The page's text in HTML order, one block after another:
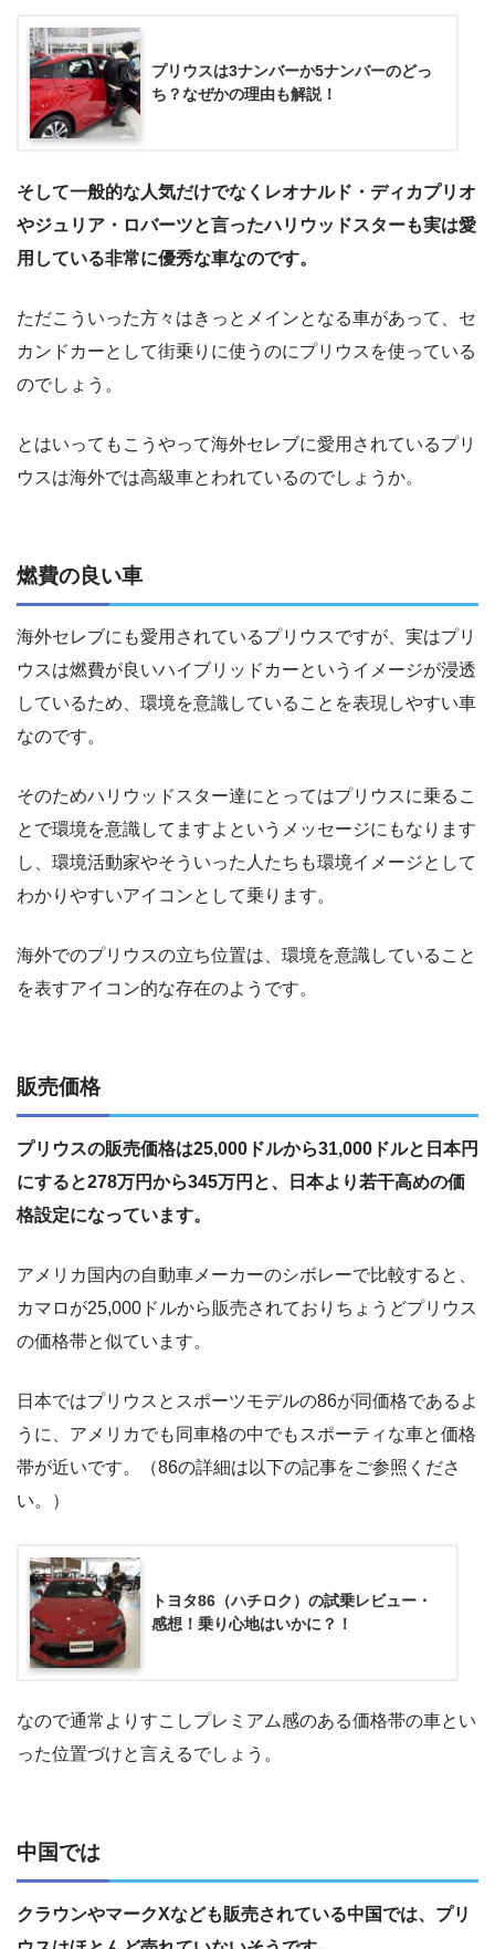
プリウスは3ナンバーか5ナンバーのどっ
ち？なぜかの理由も解説！
そして一般的な人気だけでなくレオナルド・ディカプリオ
やジュリア・ロバーツと言ったハリウッドスターも実は愛
用している非常に優秀な車なのです。
ただこういった方々はきっとメインとなる車があって、セ
カンドカーとして街乗りに使うのにプリウスを使っている
のでしょう。
とはいってもこうやって海外セレブに愛用されているプリ
ウスは海外では高級車とわれているのでしょうか。
燃費の良い車
海外セレブにも愛用されているプリウスですが、実はプリ
ウスは燃費が良いハイブリッドカーというイメージが浸透
しているため、環境を意識していることを表現しやすい車
なのです。
そのためハリウッドスター達にとってはプリウスに乗るこ
とで環境を意識してますよというメッセージにもなります
し、環境活動家やそういった人たちも環境イメージとして
わかりやすいアイコンとして乗ります。
海外でのプリウスの立ち位置は、環境を意識していること
を表すアイコン的な存在のようです。
販売価格
プリウスの販売価格は25,000ドルから31,000ドルと日本円
にすると278万円から345万円と、日本より若干高めの価
格設定になっています。
アメリカ国内の自動車メーカーのシボレーで比較すると、
カマロが25,000ドルから販売されておりちょうどプリウス
の価格帯と似ています。
日本ではプリウスとスポーツモデルの86が同価格であるよ
うに、アメリカでも同車格の中でもスポーティな車と価格
帯が近いです。（86の詳細は以下の記事をご参照くださ
い。）
トヨタ86（ハチロク）の試乗レビュー・
感想！乗り心地はいかに？！
なので通常よりすこしプレミアム感のある価格帯の車とい
った位置づけと言えるでしょう。
中国では
クラウンやマークXなども販売されている中国では、プリ